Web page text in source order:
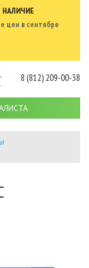
НАЛИЧИЕ
цен в сентябре
8 (812) 209-00-38